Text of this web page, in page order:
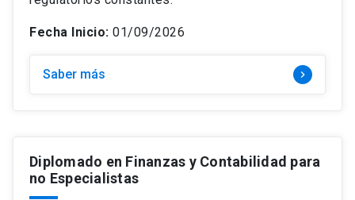
Fecha Inicio: 01/09/2026
Saber más keyboard_arrow_right
Diplomado en Finanzas y Contabilidad para
no Especialistas